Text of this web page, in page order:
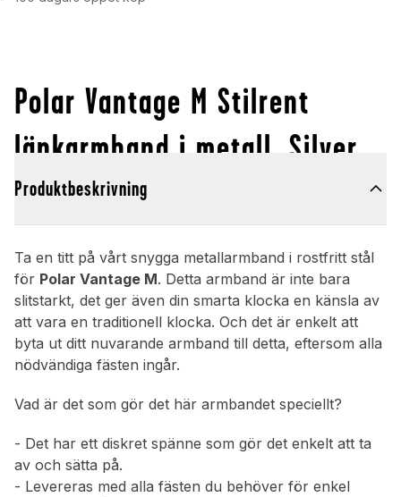
Polar Vantage M Stilrent
länkarmband i metall, Silver
Produktbeskrivning
Ta en titt på vårt snygga metallarmband i rostfritt stål
för Polar Vantage M. Detta armband är inte bara
slitstarkt, det ger även din smarta klocka en känsla av
att vara en traditionell klocka. Och det är enkelt att
byta ut ditt nuvarande armband till detta, eftersom alla
nödvändiga fästen ingår.
Vad är det som gör det här armbandet speciellt?
- Det har ett diskret spänne som gör det enkelt att ta
av och sätta på.
- Levereras med alla fästen du behöver för enkel